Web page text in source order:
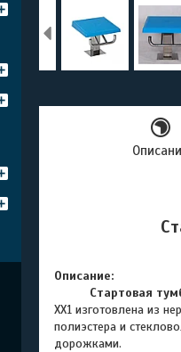
Описание:
Стартовая
XX1 изготовлена из
полиэстера и
дорожками.